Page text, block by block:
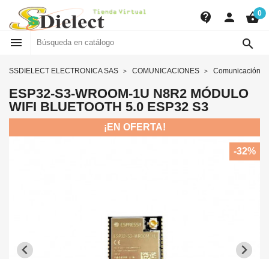
contact_support person shopping_basket0
 
SSDIELECT ELECTRONICA SAS COMUNICACIONES Comunicación
ESP32-S3-WROOM-1U N8R2 MÓDULO
WIFI BLUETOOTH 5.0 ESP32 S3
¡EN OFERTA!
-32%